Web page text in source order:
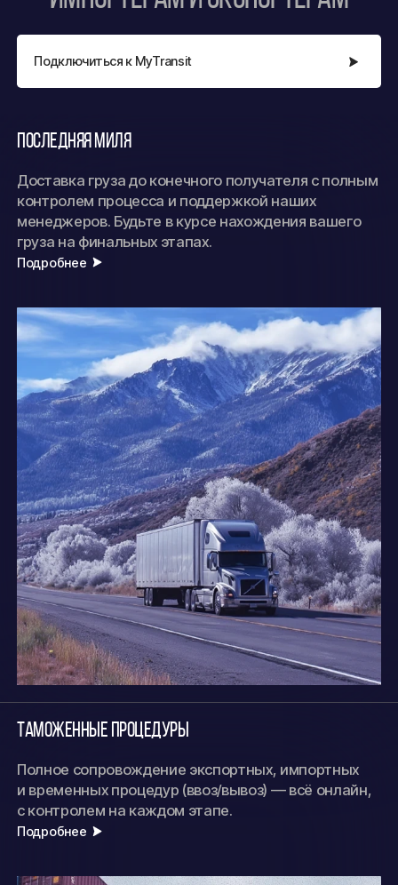
Подключиться к MyTransit
Последняя миля
Доставка груза до конечного получателя с полным
контролем процесса и поддержкой наших
менеджеров. Будьте в курсе нахождения вашего
груза на финальных этапах.
Подробнее
Таможенные процедуры
Полное сопровождение экспортных, импортных
и временных процедур (ввоз/вывоз) — всё онлайн,
с контролем на каждом этапе.
Подробнее